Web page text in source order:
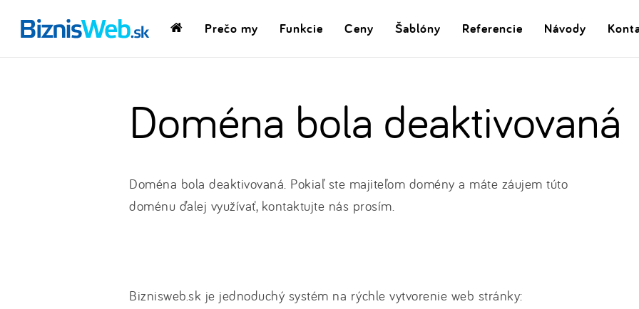
DomovskáPrečo my Funkcie Ceny Šablóny Referencie Návody
Doména bola deaktivovaná
Doména bola deaktivovaná. Pokiaľ ste majiteľom domény a máte záujem túto
doménu ďalej využívať, kontaktujte nás prosím.
Biznisweb.sk je jednoduchý systém na rýchle vytvorenie web stránky: